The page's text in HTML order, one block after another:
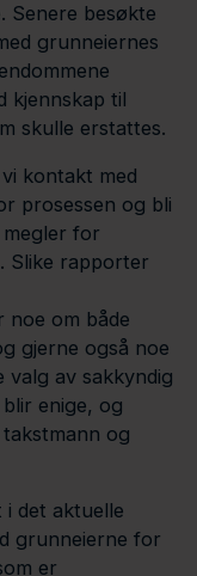
Senere besøkte
grunneiernes
kjennskap til
skulle erstattes.
kontakt med
prosessen og bli
for
Slike rapporter
noe om både
gjerne også noe
valg av sakkyndig
enige, og
og
i det aktuelle
grunneierne for
er